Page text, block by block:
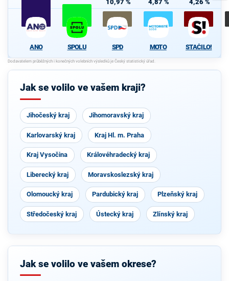
ANO SPOLU
10,97 %
SPD
4,87 %
MOTO
4,26 %
STAČILO!
Jak se volilo ve vašem kraji?
Jihočeský kraj Jihomoravský kraj
Karlovarský kraj Kraj Hl. m. Praha
Kraj Vysočina Královéhradecký kraj
Liberecký kraj Moravskoslezský kraj
Olomoucký kraj Pardubický kraj Plzeňský kraj
Středočeský kraj Ústecký kraj Zlínský kraj
Jak se volilo ve vašem okrese?